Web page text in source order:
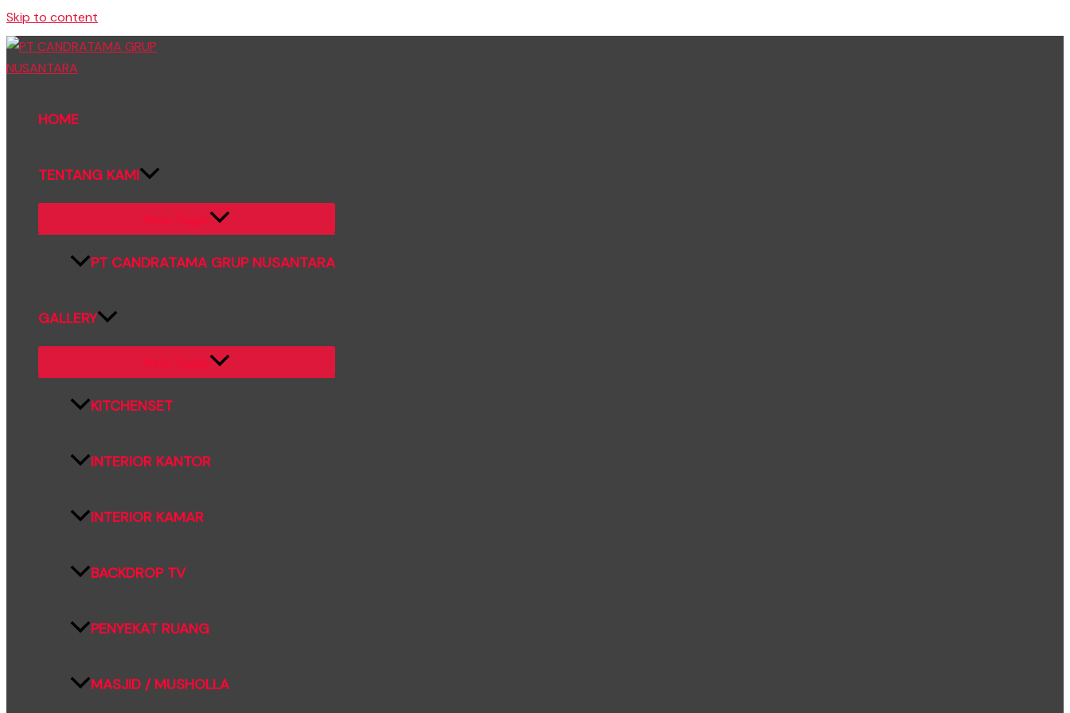
Skip to content
HOME
TENTANG KAMI
Menu Toggle
PT CANDRATAMA GRUP NUSANTARA
GALLERY
Menu Toggle
KITCHENSET
INTERIOR KANTOR
INTERIOR KAMAR
BACKDROP TV
PENYEKAT RUANG
MASJID / MUSHOLLA